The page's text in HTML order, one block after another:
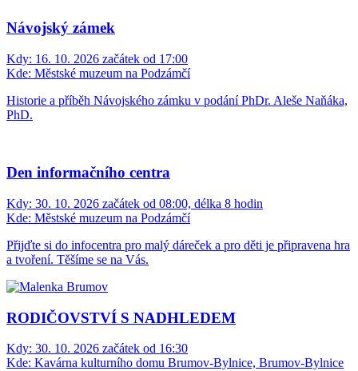
Návojský zámek
Kdy: 16. 10. 2026 začátek od 17:00
Kde: Městské muzeum na Podzámčí
Historie a příběh Návojského zámku v podání PhDr. Aleše Naňáka,
PhD.
Den informačního centra
Kdy: 30. 10. 2026 začátek od 08:00, délka 8 hodin
Kde: Městské muzeum na Podzámčí
Přijďte si do infocentra pro malý dáreček a pro děti je připravena hra
a tvoření. Těšíme se na Vás.
RODIČOVSTVÍ S NADHLEDEM
Kdy: 30. 10. 2026 začátek od 16:30
Kde: Kavárna kulturního domu Brumov-Bylnice, Brumov-Bylnice